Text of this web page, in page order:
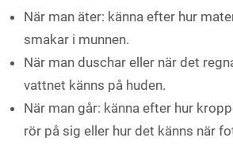
När man äter: känna efter hur
smakar i munnen.
När man duschar eller när det
vattnet känns på huden.
När man går: känna efter hur
rör på sig eller hur det känns när